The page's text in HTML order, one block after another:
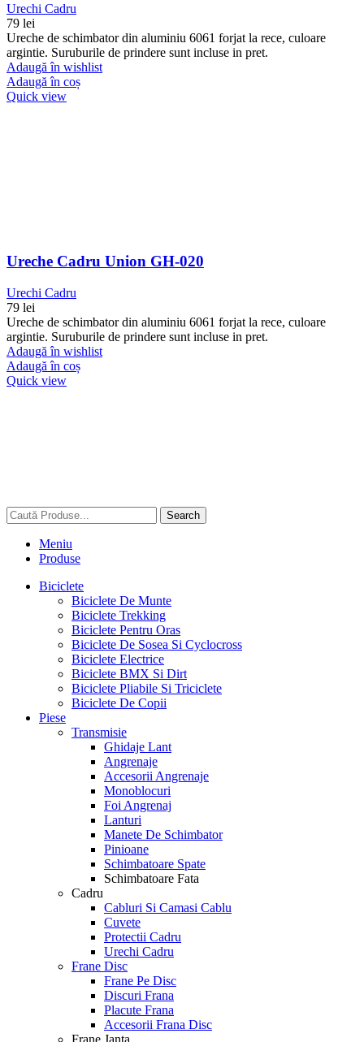
Urechi Cadru
79 lei
Ureche de schimbator din aluminiu 6061 forjat la rece, culoare
argintie. Suruburile de prindere sunt incluse in pret.
Adaugă în wishlist
Adaugă în coș
Quick view
Ureche Cadru Union GH-020
Urechi Cadru
79 lei
Ureche de schimbator din aluminiu 6061 forjat la rece, culoare
argintie. Suruburile de prindere sunt incluse in pret.
Adaugă în wishlist
Adaugă în coș
Quick view
Search
Meniu
Produse
Biciclete
Biciclete De Munte
Biciclete Trekking
Biciclete Pentru Oras
Biciclete De Sosea Si Cyclocross
Biciclete Electrice
Biciclete BMX Si Dirt
Biciclete Pliabile Si Triciclete
Biciclete De Copii
Piese
Transmisie
Ghidaje Lant
Angrenaje
Accesorii Angrenaje
Monoblocuri
Foi Angrenaj
Lanturi
Manete De Schimbator
Pinioane
Schimbatoare Spate
Schimbatoare Fata
Cadru
Cabluri Si Camasi Cablu
Cuvete
Protectii Cadru
Urechi Cadru
Frane Disc
Frane Pe Disc
Discuri Frana
Placute Frana
Accesorii Frana Disc